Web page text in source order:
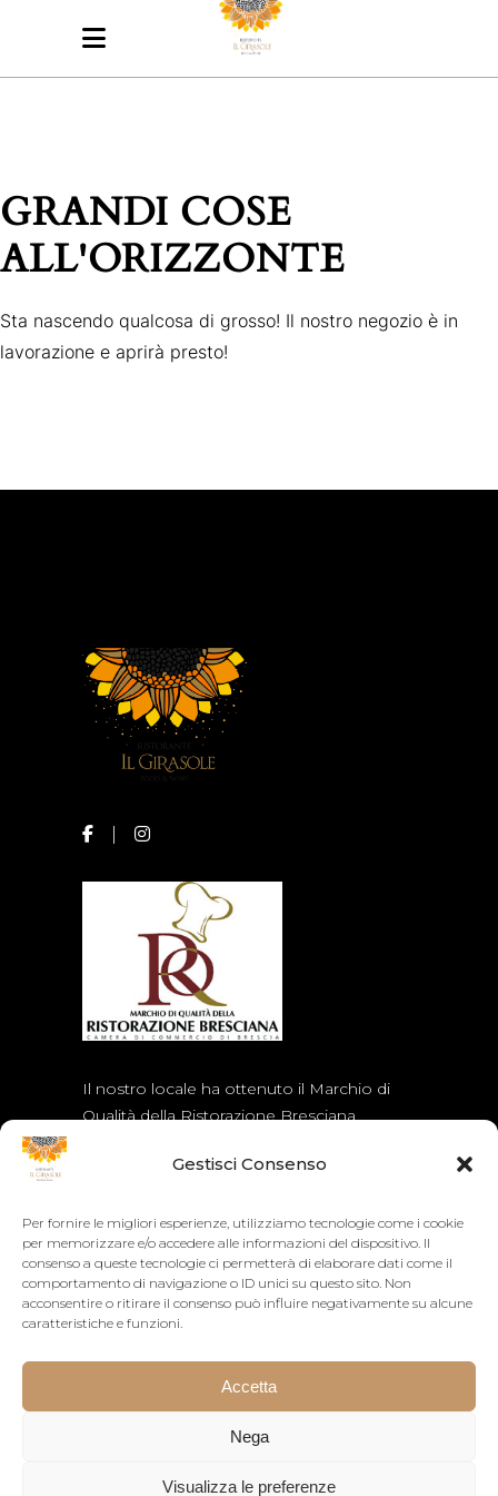
Gestisci Consenso
Per fornire le migliori esperienze, utilizziamo tecnologie come i cookie
per memorizzare e/o accedere alle informazioni del dispositivo. Il
consenso a queste tecnologie ci permetterà di elaborare dati come il
comportamento di navigazione o ID unici su questo sito. Non
acconsentire o ritirare il consenso può influire negativamente su alcune
caratteristiche e funzioni.
Accetta
Nega
Visualizza le preferenze
GRANDI COSE
ALL'ORIZZONTE
Sta nascendo qualcosa di grosso! Il nostro negozio è in
lavorazione e aprirà presto!
Il nostro locale ha ottenuto il Marchio di
Qualità della Ristorazione Bresciana
ORARI
Orario continuato dalle 12:00 alle 24:00
La cucina chiude alle 22:30